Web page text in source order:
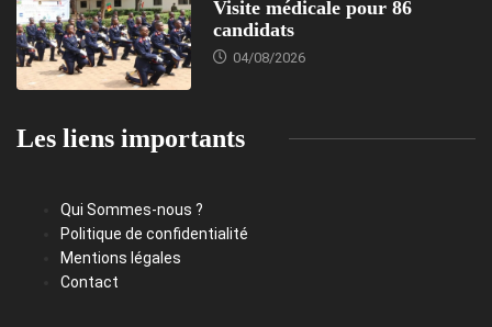
Visite médicale pour 86
candidats
04/08/2026
Les liens importants
Qui Sommes-nous ?
Politique de confidentialité
Mentions légales
Contact